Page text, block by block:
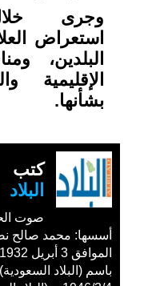
وجرى
استعراض
البلدين،
الإقليمية
بشأنها.
كتب
البلاد
صوت